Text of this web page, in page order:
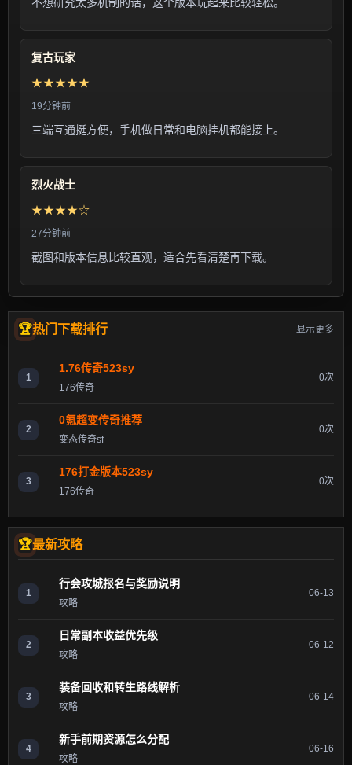
复古玩家
★★★★★
19分钟前
三端互通挺方便，手机做日常和电脑挂机都能接上。
烈火战士
★★★★☆
27分钟前
截图和版本信息比较直观，适合先看清楚再下载。
热门下载排行 显示更多
1
1.76传奇523sy
176传奇
0次
2
0氪超变传奇推荐
变态传奇sf
0次
3
176打金版本523sy
176传奇
0次
最新攻略
1
行会攻城报名与奖励说明
攻略
06-13
2
日常副本收益优先级
攻略
06-12
3
装备回收和转生路线解析
攻略
06-14
4
新手前期资源怎么分配
攻略
06-16